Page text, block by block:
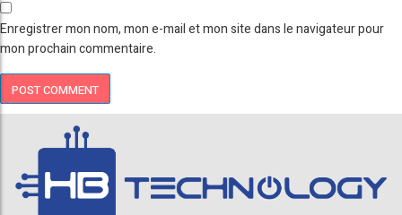
Enregistrer mon nom, mon e-mail et mon site dans le navigateur pour
mon prochain commentaire.